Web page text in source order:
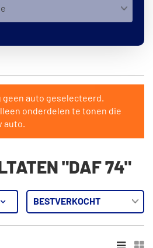
geen auto geselecteerd.
onderdelen te tonen die
auto.
"DAF 74"